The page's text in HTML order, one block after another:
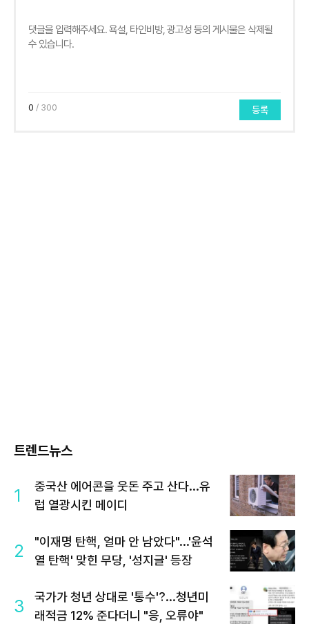
0 / 300 등록
트렌드뉴스
1
중국산 에어콘을 웃돈 주고 산다...유
럽 열광시킨 메이디
2
"이재명 탄핵, 얼마 안 남았다"...'윤석
열 탄핵' 맞힌 무당, '성지글' 등장
3
국가가 청년 상대로 '통수'?...청년미
래적금 12% 준다더니 "응, 오류야"